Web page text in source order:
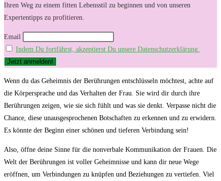
Ihren Weg zu einem fitten Lebensstil zu beginnen und von unseren
Expertentipps zu profitieren.
Email
Indem Du fortfährst, akzeptierst Du unsere Datenschutzerklärung.
Wenn du das Geheimnis der Berührungen entschlüsseln möchtest, achte auf
die Körpersprache und das Verhalten der Frau. Sie wird dir durch ihre
Berührungen zeigen, wie sie sich fühlt und was sie denkt. Verpasse nicht die
Chance, diese unausgesprochenen Botschaften zu erkennen und zu erwidern.
Es könnte der Beginn einer schönen und tieferen Verbindung sein!
Also, öffne deine Sinne für die nonverbale Kommunikation der Frauen. Die
Welt der Berührungen ist voller Geheimnisse und kann dir neue Wege
eröffnen, um Verbindungen zu knüpfen und Beziehungen zu vertiefen. Viel